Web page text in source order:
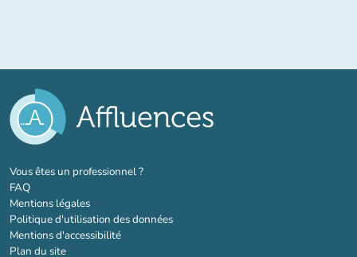
Vous êtes un professionnel ?(nouvel onglet)
FAQ
Mentions légales
Politique d'utilisation des données
Mentions d'accessibilité
Plan du site